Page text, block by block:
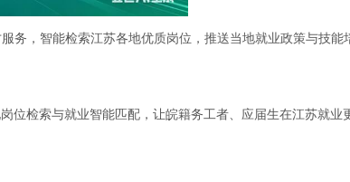
务，智能检索江苏各地优质岗位，推送当地就业政策与技能
位检索与就业智能匹配，让皖籍务工者、应届生在江苏就业